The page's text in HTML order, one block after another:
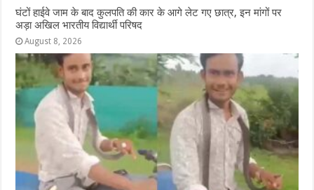
घंटों हाईवे जाम के बाद कुलपति की कार के आगे लेट गए छात्र, इन मांगों पर
अड़ा अखिल भारतीय विद्यार्थी परिषद
August 8, 2026